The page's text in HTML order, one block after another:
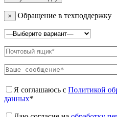
× Обращение в техподдержку
Я соглашаюсь с Политикой
данных*